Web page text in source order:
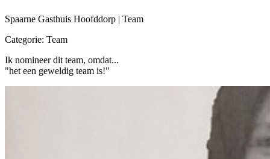
Spaarne Gasthuis Hoofddorp | Team
Categorie: Team
Ik nomineer dit team, omdat...
"het een geweldig team is!"